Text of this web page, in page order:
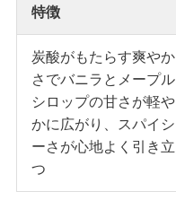
特徴
炭酸がもたらす爽やか
さでバニラとメープル
シロップの甘さが軽や
かに広がり、スパイシ
ーさが心地よく引き立
つ